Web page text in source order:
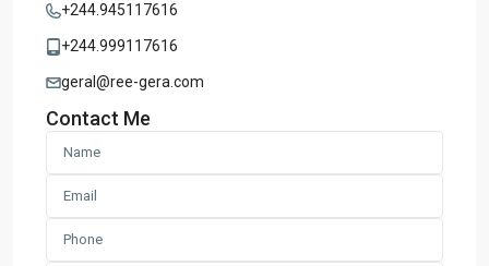
+244.945117616
+244.999117616
geral@ree-gera.com
Contact Me